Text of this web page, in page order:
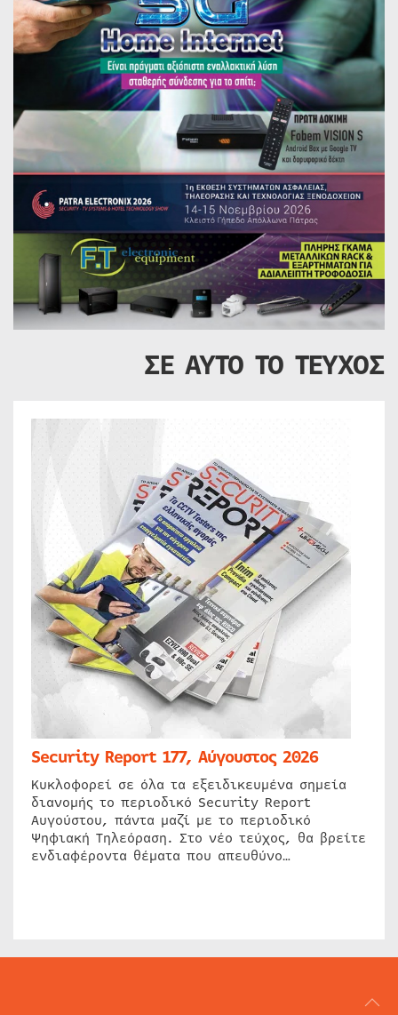
ΣΕ ΑΥΤΟ ΤΟ ΤΕΥΧΟΣ
Security Report 177, Αύγουστος 2026
Κυκλοφορεί σε όλα τα εξειδικευμένα σημεία
διανομής το περιοδικό Security Report
Αυγούστου, πάντα μαζί με το περιοδικό
Ψηφιακή Τηλεόραση. Στο νέο τεύχος, θα βρείτε
ενδιαφέροντα θέματα που απευθύνο…